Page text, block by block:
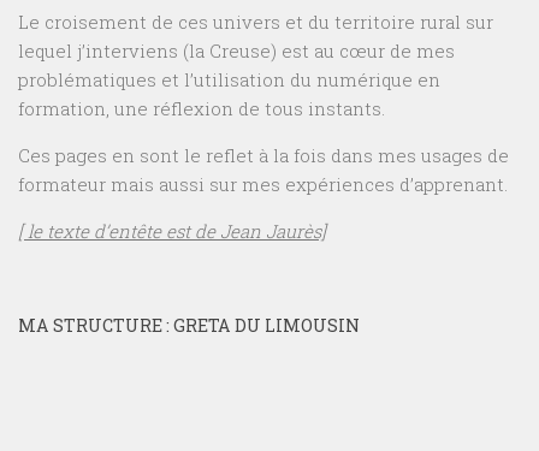
Le croisement de ces univers et du territoire rural sur
lequel j’interviens (la Creuse) est au cœur de mes
problématiques et l’utilisation du numérique en
formation, une réflexion de tous instants.
Ces pages en sont le reflet à la fois dans mes usages de
formateur mais aussi sur mes expériences d’apprenant.
[ le texte d’entête est de Jean Jaurès]
MA STRUCTURE : GRETA DU LIMOUSIN